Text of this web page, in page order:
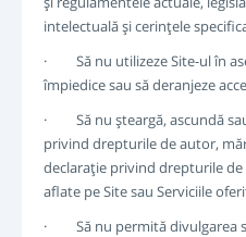
intelectuală şi cerinţele
· Să nu utilizeze Site-ul în
împiedice sau să deranjeze
· Să nu şteargă, ascundă
privind drepturile de autor,
declaraţie privind drepturile
aflate pe Site sau Serviciile
· Să nu permită divulgarea